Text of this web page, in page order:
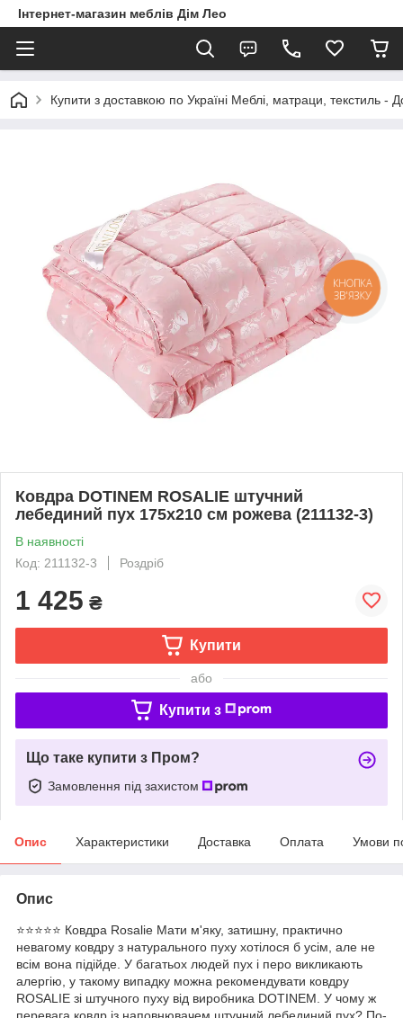
Інтернет-магазин меблів Дім Лео
Купити з доставкою по Україні Меблі, матраци, текстиль -
Ковдра DOTINEM ROSALIE штучний
лебединий пух 175х210 см рожева (211132-3)
В наявності
Код: 211132-3
Роздріб
1 425 ₴
Купити
або
Купити з
Що таке купити з Пром?
Замовлення під захистом
Опис Характеристики Доставка Оплата Умови
Опис
⭐⭐⭐⭐⭐ Ковдра Rosalie Мати м'яку, затишну, практично
невагому ковдру з натурального пуху хотілося б усім, але не
всім вона підійде. У багатьох людей пух і перо викликають
алергію, у такому випадку можна рекомендувати ковдру
ROSALIE зі штучного пуху від виробника DOTINEM. У чому ж
перевага ковдр із наповнювачем штучний лебединий пух? По-
КНОПКА
ЗВ'ЯЗКУ